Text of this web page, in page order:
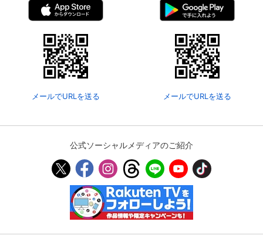
メールでURLを送る メールでURLを送る
公式ソーシャルメディアのご紹介